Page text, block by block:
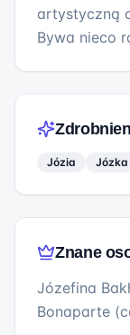
artystyczną
Bywa nieco
Józia Józka
Znane
Józefina
Bonaparte